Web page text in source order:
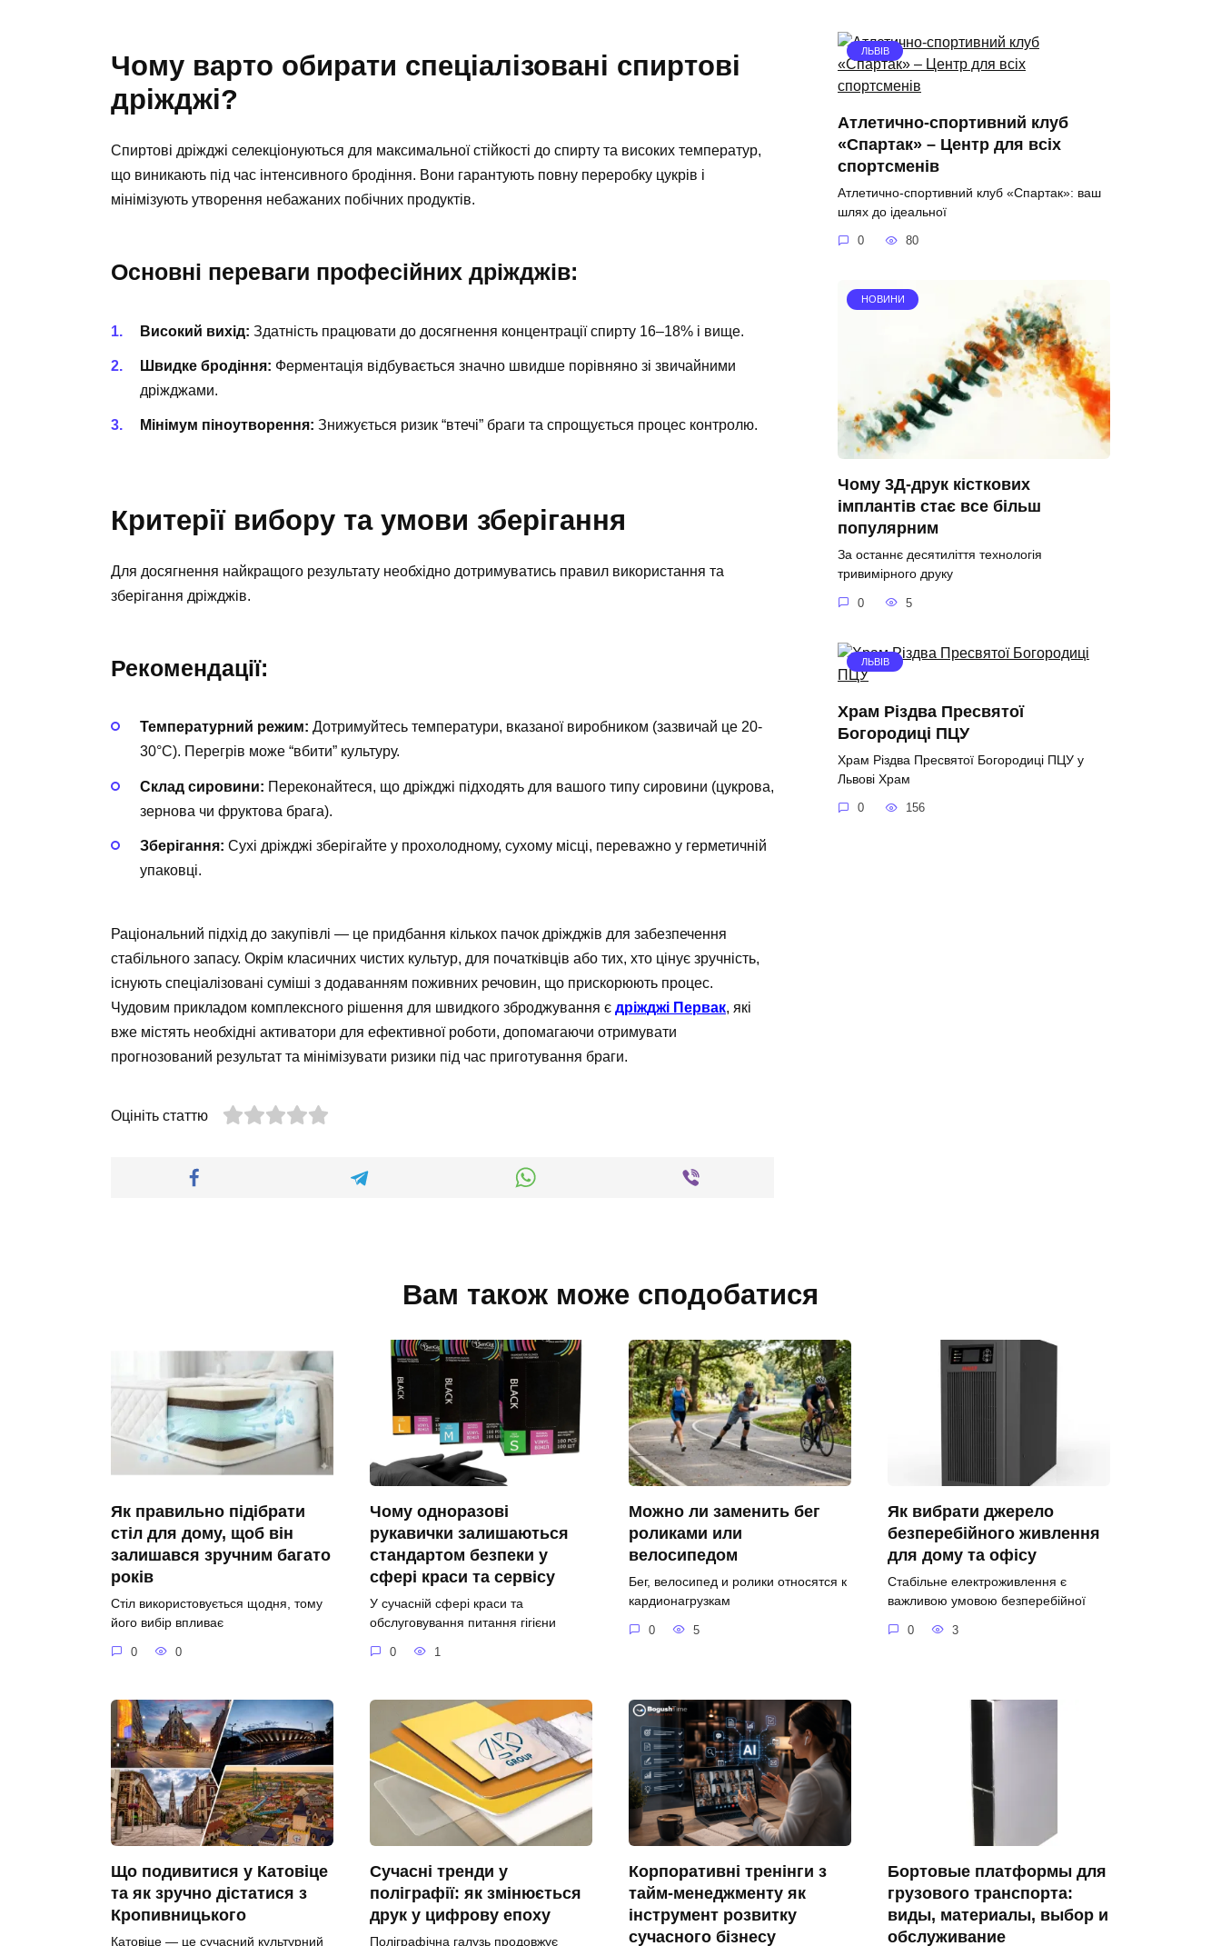
Чому варто обирати спеціалізовані спиртові
дріжджі?
Спиртові дріжджі селекціонуються для максимальної стійкості до спирту та високих температур,
що виникають під час інтенсивного бродіння. Вони гарантують повну переробку цукрів і
мінімізують утворення небажаних побічних продуктів.
Основні переваги професійних дріжджів:
Високий вихід: Здатність працювати до досягнення концентрації спирту 16–18% і вище.
Швидке бродіння: Ферментація відбувається значно швидше порівняно зі звичайними
дріжджами.
Мінімум піноутворення: Знижується ризик “втечі” браги та спрощується процес контролю.
Критерії вибору та умови зберігання
Для досягнення найкращого результату необхідно дотримуватись правил використання та
зберігання дріжджів.
Рекомендації:
Температурний режим: Дотримуйтесь температури, вказаної виробником (зазвичай це 20-
30°C). Перегрів може “вбити” культуру.
Склад сировини: Переконайтеся, що дріжджі підходять для вашого типу сировини (цукрова,
зернова чи фруктова брага).
Зберігання: Сухі дріжджі зберігайте у прохолодному, сухому місці, переважно у герметичній
упаковці.
Раціональний підхід до закупівлі — це придбання кількох пачок дріжджів для забезпечення
стабільного запасу. Окрім класичних чистих культур, для початківців або тих, хто цінує зручність,
існують спеціалізовані суміші з додаванням поживних речовин, що прискорюють процес.
Чудовим прикладом комплексного рішення для швидкого зброджування є дріжджі Первак, які
вже містять необхідні активатори для ефективної роботи, допомагаючи отримувати
прогнозований результат та мінімізувати ризики під час приготування браги.
Оцініть статтю
ЛЬВІВ
Атлетично-спортивний клуб
«Спартак» – Центр для всіх
спортсменів
Атлетично-спортивний клуб «Спартак»: ваш
шлях до ідеальної
0 80
НОВИНИ
Чому 3Д-друк кісткових
імплантів стає все більш
популярним
За останнє десятиліття технологія
тривимірного друку
0 5
ЛЬВІВ
Храм Різдва Пресвятої
Богородиці ПЦУ
Храм Різдва Пресвятої Богородиці ПЦУ у
Львові Храм
0 156
Вам також може сподобатися
Як правильно підібрати
стіл для дому, щоб він
залишався зручним багато
років
Стіл використовується щодня, тому
його вибір впливає
0 0
Чому одноразові
рукавички залишаються
стандартом безпеки у
сфері краси та сервісу
У сучасній сфері краси та
обслуговування питання гігієни
0 1
Можно ли заменить бег
роликами или
велосипедом
Бег, велосипед и ролики относятся к
кардионагрузкам
0 5
Як вибрати джерело
безперебійного живлення
для дому та офісу
Стабільне електроживлення є
важливою умовою безперебійної
0 3
Що подивитися у Катовіце
та як зручно дістатися з
Кропивницького
Катовіце — це сучасний культурний
Сучасні тренди у
поліграфії: як змінюється
друк у цифрову епоху
Поліграфічна галузь продовжує
Корпоративні тренінги з
тайм-менеджменту як
інструмент розвитку
сучасного бізнесу
Бортовые платформы для
грузового транспорта:
виды, материалы, выбор и
обслуживание